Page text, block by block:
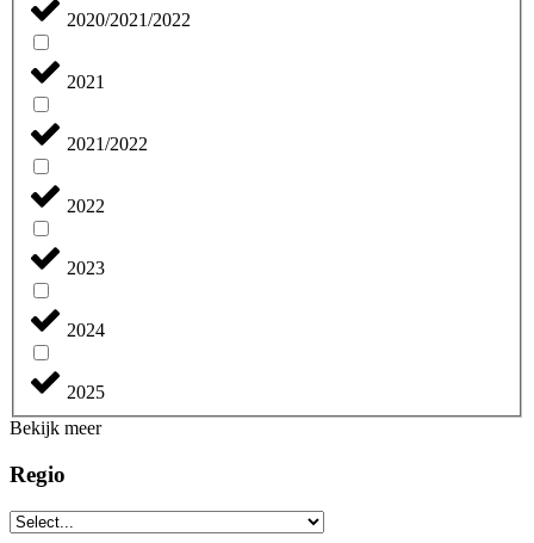
2020/2021/2022
2021
2021/2022
2022
2023
2024
2025
Bekijk meer
Regio